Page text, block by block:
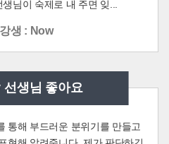
님이 숙제로 내 주면 잊...
생 : Now
생님 좋아요
통해 부드러운 분위기를 만들고